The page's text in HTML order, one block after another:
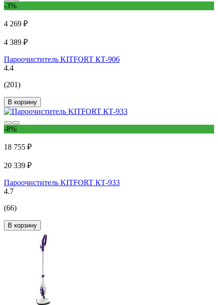
-3%
4 269 ₽
4 389 ₽
Пароочиститель KITFORT КТ-906
4.4
(201)
В корзину
-8%
18 755 ₽
20 339 ₽
Пароочиститель KITFORT КТ-933
4.7
(66)
В корзину